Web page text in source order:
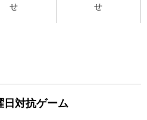
せ
せ
対抗ゲーム